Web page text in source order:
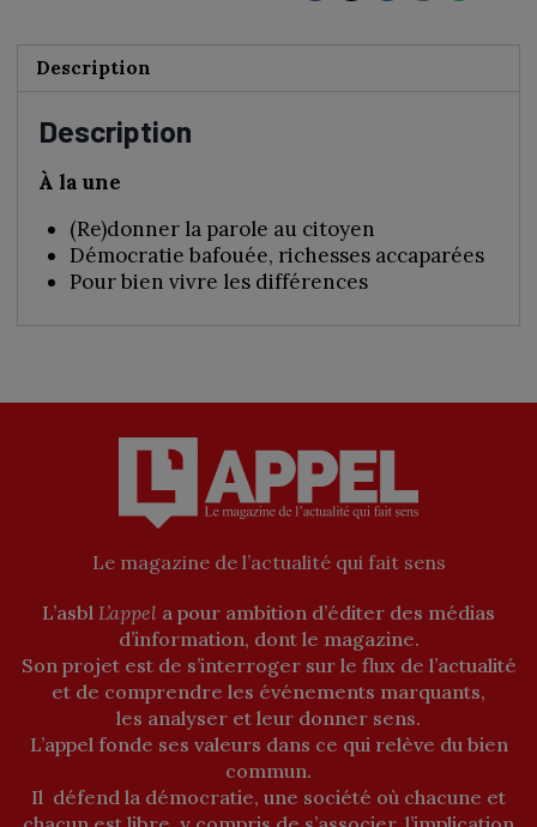
rencontré
Dieu
Numérique
Description
Description
À la une
(Re)donner la parole au citoyen
Démocratie bafouée, richesses accaparées
Pour bien vivre les différences
Le magazine de l’actualité qui fait sens
L’asbl L’appel a pour ambition d’éditer des médias
d’information, dont le magazine.
Son projet est de s’interroger sur le flux de l’actualité
et de comprendre les événements marquants,
les analyser et leur donner sens.
L’appel fonde ses valeurs dans ce qui relève du bien
commun.
Il défend la démocratie, une société où chacune et